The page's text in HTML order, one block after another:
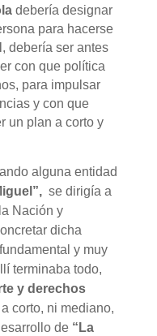
debería designar
para hacerse
debería ser antes
con que política
para impulsar
y con que
un plan a corto y
alguna entidad
se dirigía a
Nación y
dicha
y muy
terminaba todo,
y derechos
corto, ni mediano,
de “La